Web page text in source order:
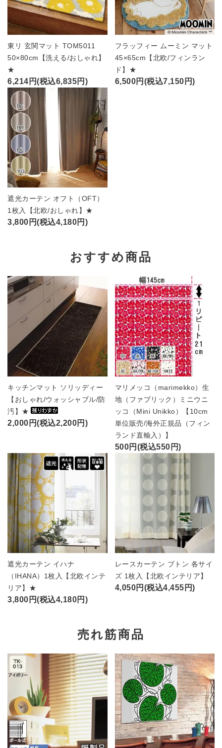
東リ 玄関マット TOM5011
50×80cm【洗える/おしゃれ】
★
6,214円(税込6,835円)
フラッフィー ムーミン マット
45×65cm【北欧/フィンラン
ド】★
6,500円(税込7,150円)
遮光カーテン オフト（OFT）
1枚入【北欧/おしゃれ】★
3,800円(税込4,180円)
おすすめ商品
キッチンマット ソリッディー
【おしゃれ/ウォッシャブル/防
汚】★
2,000円(税込2,200円)
マリメッコ（marimekko）生
地（ファブリック）ミニウニ
ッコ（Mini Unikko）【10cm
単位販売/海外正規品（フィン
ランド直輸入）】
500円(税込550円)
遮光カーテン イハナ
（IHANA）1枚入【北欧インテ
リア】★
3,800円(税込4,180円)
レースカーテン ブトン 各サイ
ズ 1枚入【北欧インテリア】
4,050円(税込4,455円)
売れ筋商品